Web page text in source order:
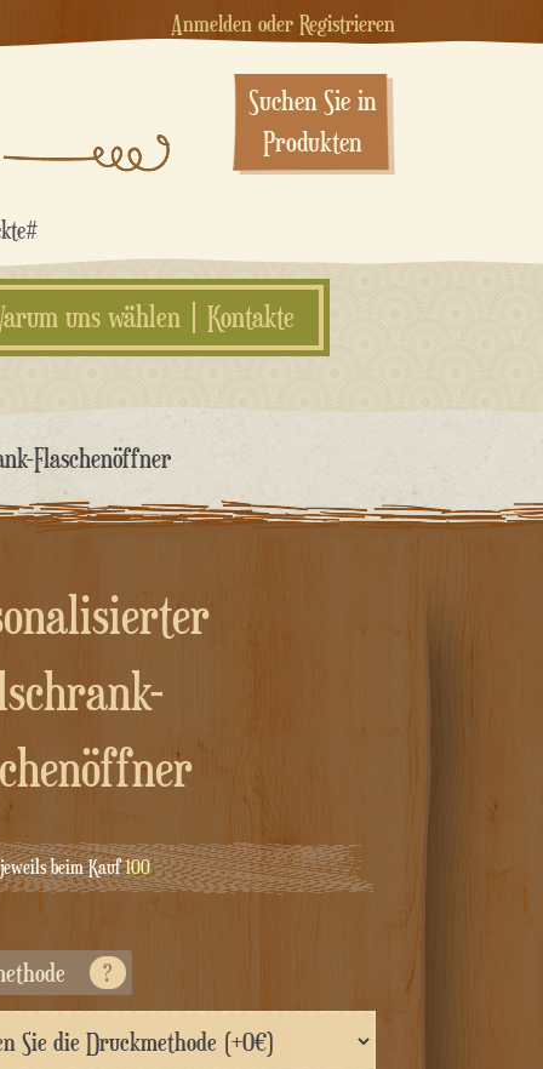
Anmelden oder Registrieren
Suchen Sie in
Produkten
uns wählen Kontakte
Flaschenöffner
beim Kauf100
?